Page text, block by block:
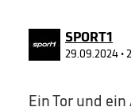
SPORT1
29.09.2024 •
Ein Tor und